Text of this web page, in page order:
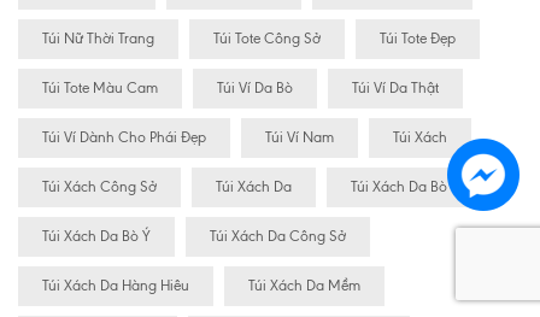
Túi Nữ Thời Trang Túi Tote Công Sở Túi Tote Đẹp
Túi Tote Màu Cam Túi Ví Da Bò Túi Ví Da Thật
Túi Ví Dành Cho Phái Đẹp Túi Ví Nam Túi Xách
Túi Xách Công Sở Túi Xách Da Túi Xách Da Bò
Túi Xách Da Bò Ý Túi Xách Da Công Sở
Túi Xách Da Hàng Hiêu Túi Xách Da Mềm